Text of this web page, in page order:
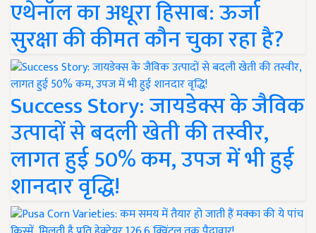
एथेनॉल का अधूरा हिसाब: ऊर्जा
सुरक्षा की कीमत कौन चुका रहा है?
Success Story: जायडेक्स के जैविक
उत्पादों से बदली खेती की तस्वीर,
लागत हुई 50% कम, उपज में भी हुई
शानदार वृद्धि!